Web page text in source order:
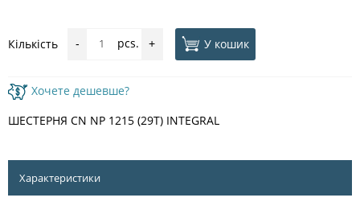
Кількість - pcs. + У кошик
Хочете дешевше?
ШЕСТЕРНЯ CN NP 1215 (29T) INTEGRAL
Характеристики